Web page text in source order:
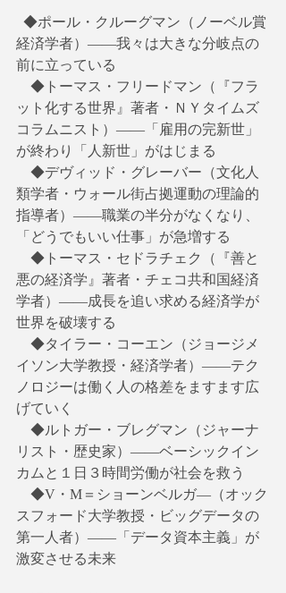
経済学者）――我々は大きな分岐点の
前に立っている
◆トーマス・フリードマン（『フラ
ット化する世界』著者・ＮＹタイムズ
コラムニスト）――「雇用の完新世」
が終わり「人新世」がはじまる
◆デヴィッド・グレーバー（文化人
類学者・ウォール街占拠運動の理論的
指導者）――職業の半分がなくなり、
「どうでもいい仕事」が急増する
◆トーマス・セドラチェク（『善と
悪の経済学』著者・チェコ共和国経済
学者）――成長を追い求める経済学が
世界を破壊する
◆タイラー・コーエン（ジョージメ
イソン大学教授・経済学者）――テク
ノロジーは働く人の格差をますます広
げていく
◆ルトガー・ブレグマン（ジャーナ
リスト・歴史家）――ベーシックイン
カムと１日３時間労働が社会を救う
◆V・M＝ショーンベルガ―（オック
スフォード大学教授・ビッグデータの
第一人者）――「データ資本主義」が
激変させる未来